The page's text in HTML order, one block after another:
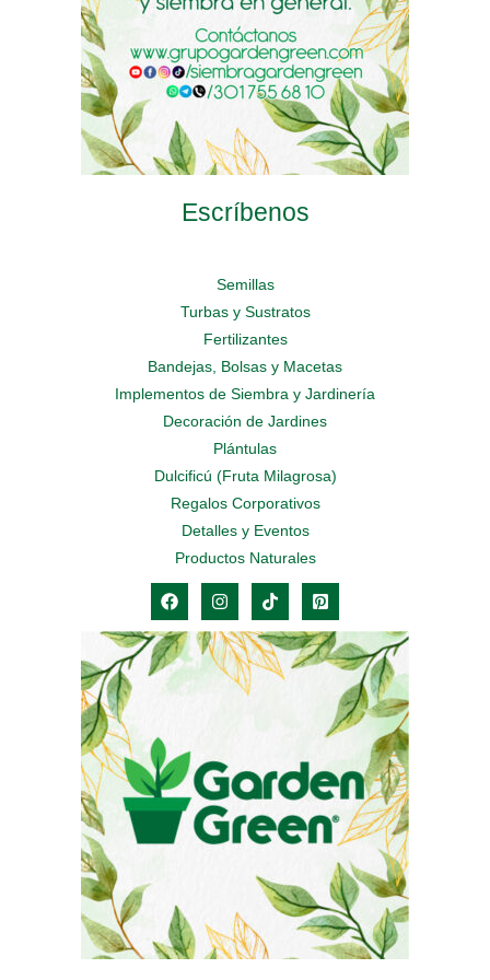
producto
de
producto
producto
Escríbenos
Semillas
Turbas y Sustratos
Fertilizantes
Bandejas, Bolsas y Macetas
Implementos de Siembra y Jardinería
Decoración de Jardines
Plántulas
Dulcificú (Fruta Milagrosa)
Regalos Corporativos
Detalles y Eventos
Productos Naturales